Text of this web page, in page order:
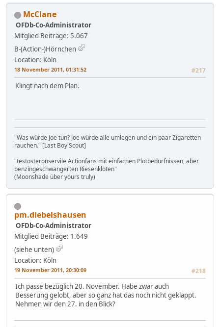
McClane
OFDb-Co-Administrator
Mitglied Beiträge: 5.067
B-(Action-)Hörnchen
Location: Köln
18 November 2011, 01:31:52 #217
Klingt nach dem Plan.
"Was würde Joe tun? Joe würde alle umlegen und ein paar Zigaretten
rauchen." [Last Boy Scout]
"testosteronservile Actionfans mit einfachen Plotbedürfnissen, aber
benzingeschwängerten Riesenklöten"
(Moonshade über yours truly)
pm.diebelshausen
OFDb-Co-Administrator
Mitglied Beiträge: 1.649
(siehe unten)
Location: Köln
19 November 2011, 20:30:09 #218
Ich passe bezüglich 20. November. Habe zwar auch
Besserung gelobt, aber so ganz hat das noch nicht geklappt.
Nehmen wir den 27. in den Blick?